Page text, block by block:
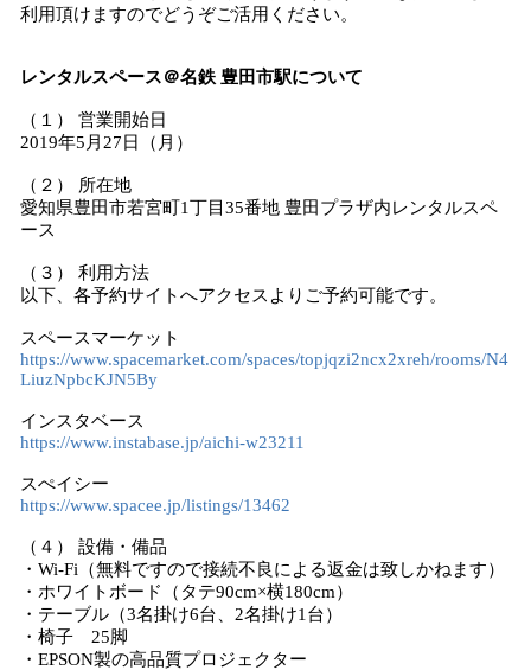
利用頂けますのでどうぞご活用ください。
レンタルスペース＠名鉄 豊田市駅について
（１） 営業開始日
2019年5月27日（月）
（２） 所在地
愛知県豊田市若宮町1丁目35番地 豊田プラザ内レンタルスペ
ース
（３） 利用方法
以下、各予約サイトへアクセスよりご予約可能です。
スペースマーケット
https://www.spacemarket.com/spaces/topjqzi2ncx2xreh/rooms/N4
LiuzNpbcKJN5By
インスタベース
https://www.instabase.jp/aichi-w23211
スぺイシー
https://www.spacee.jp/listings/13462
（４） 設備・備品
・Wi-Fi（無料ですので接続不良による返金は致しかねます）
・ホワイトボード（タテ90cm×横180cm）
・テーブル（3名掛け6台、2名掛け1台）
・椅子 25脚
・EPSON製の高品質プロジェクター